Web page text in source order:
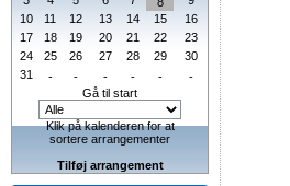
10
11 12 13 14 15
16
17
18 19 20 21 22
23
24
25 26 27 28 29
30
31
- - - - -
-
Gå til start
Klik på kalenderen for at
sortere arrangementer
Tilføj arrangement